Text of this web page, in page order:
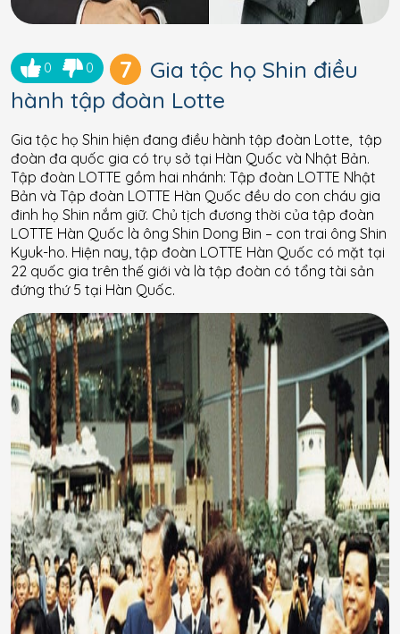
0 0 7
Gia tộc họ Shin điều
hành tập đoàn Lotte
Gia tộc họ Shin hiện đang điều hành tập đoàn Lotte, tập
đoàn đa quốc gia có trụ sở tại Hàn Quốc và Nhật Bản.
Tập đoàn LOTTE gồm hai nhánh: Tập đoàn LOTTE Nhật
Bản và Tập đoàn LOTTE Hàn Quốc đều do con cháu gia
đinh họ Shin nắm giữ. Chủ tịch đương thời của tập đoàn
LOTTE Hàn Quốc là ông Shin Dong Bin – con trai ông Shin
Kyuk-ho. Hiện nay, tập đoàn LOTTE Hàn Quốc có mặt tại
22 quốc gia trên thế giới và là tập đoàn có tổng tài sản
đứng thứ 5 tại Hàn Quốc.